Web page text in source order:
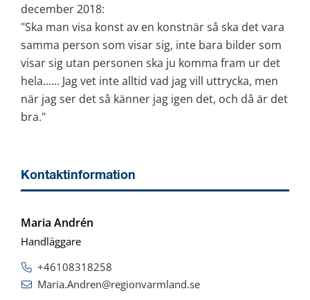
december 2018:
"Ska man visa konst av en konstnär så ska det vara
samma person som visar sig, inte bara bilder som
visar sig utan personen ska ju komma fram ur det
hela...... Jag vet inte alltid vad jag vill uttrycka, men
när jag ser det så känner jag igen det, och då är det
bra."
Kontaktinformation
Maria Andrén
Handläggare
+46108318258
Maria.Andren@regionvarmland.se